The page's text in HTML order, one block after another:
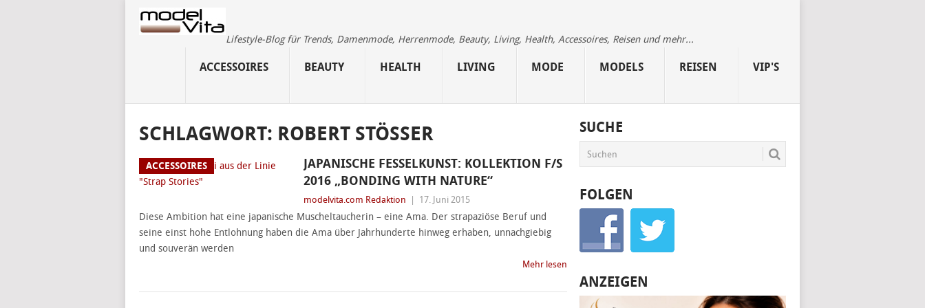
Lifestyle-Blog für Trends, Damenmode, Herrenmode, Beauty, Living, Health, Accessoires, Reisen und mehr...
ACCESSOIRES BEAUTY HEALTH LIVING MODE MODELS REISEN VIP'S
SCHLAGWORT: ROBERT STÖSSER
ACCESSOIRES
JAPANISCHE FESSELKUNST: KOLLEKTION F/S
2016 „BONDING WITH NATURE“
modelvita.com Redaktion 17. Juni 2015
Diese Ambition hat eine japanische Muscheltaucherin – eine Ama. Der strapaziöse Beruf und
seine einst hohe Entlohnung haben die Ama über Jahrhunderte hinweg erhaben, unnachgiebig
und souverän werden
Mehr lesen
SUCHE
FOLGEN
ANZEIGEN